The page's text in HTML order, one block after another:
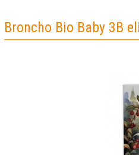
Broncho Bio Baby 3B